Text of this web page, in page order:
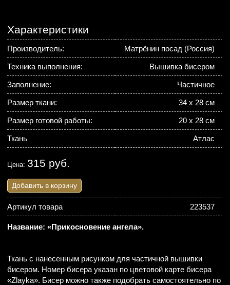
Характеристики
Производитель: Матрёнин посад (Россия)
Техника выполнения: Вышивка бисером
Заполнение: Частичное
Размер ткани: 34 х 28 см
Размер готовой работы: 20 х 28 см
Ткань Атлас
Цена:315 руб.
Добавить в корзину
Артикул товара 223537
Название: «Прикосновение ангела».
Ткань с нанесенным рисунком для частичной вышивки
бисером. Номер бисера указан по цветовой карте бисера
«Zlayka». Бисер можно также подобрать самостоятельно по